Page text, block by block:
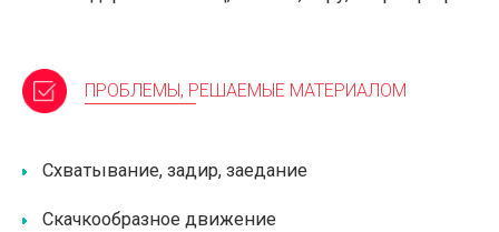
ПРОБЛЕМЫ, РЕШАЕМЫЕ МАТЕРИАЛОМ
Схватывание, задир, заедание
Скачкообразное движение